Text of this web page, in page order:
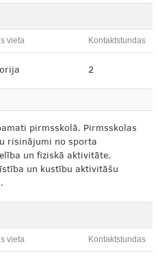
vieta Kontaktstundas
2
pirmsskolā. Pirmsskolas
risinājumi no sporta
un fiziskā aktivitāte.
un kustību aktivitāšu
vieta Kontaktstundas